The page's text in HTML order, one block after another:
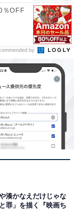
％OFF
by
湊かなえだけじゃな
罪」を描く『映画ち